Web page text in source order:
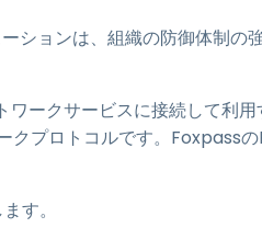
ションは、組織の防御体制の
ークサービスに接続して利用
プロトコルです。Foxpassの
す。